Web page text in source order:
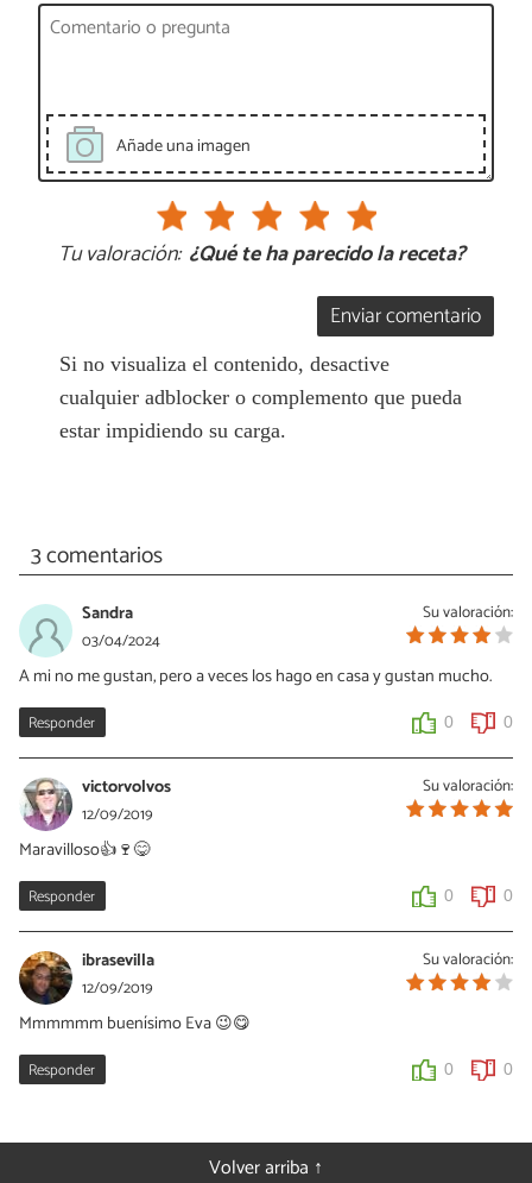
Añade una imagen
Tu valoración: ¿Qué te ha parecido la receta?
Enviar comentario
Si no visualiza el contenido, desactive
cualquier adblocker o complemento que pueda
estar impidiendo su carga.
3 comentarios
Su valoración:
Sandra
03/04/2024
A mi no me gustan, pero a veces los hago en casa y gustan mucho.
Responder 0 0
Su valoración:
victorvolvos
12/09/2019
Maravilloso👍🍷😋
Responder 0 0
Su valoración:
ibrasevilla
12/09/2019
Mmmmmm buenísimo Eva 😉😋
Responder 0 0
Volver arriba ↑